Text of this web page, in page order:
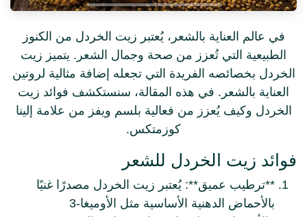
في عالم العناية بالشعر، يُعتبر زيت الخردل من الكنوز
الطبيعية التي تُعزز من صحة وجمال الشعر. يتميز زيت
الخردل بخصائصه الفريدة التي تجعله إضافة مثالية
لروتين العناية بالشعر. في هذه المقالة، سنستكشف
فوائد زيت الخردل وكيف يُعزز من فعالية بلسم ويفز من
علامة إلينا كوزمتكس.
فوائد زيت الخردل للشعر
**ترطيب عميق**: يُعتبر زيت الخردل مصدرًا غنيًا